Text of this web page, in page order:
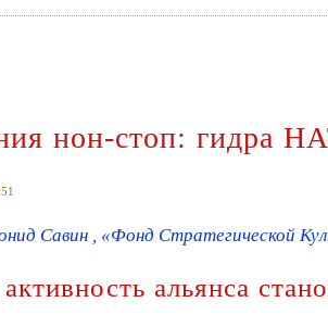
нон-стоп: гидра
Савин , «Фонд Стратегической
альянса